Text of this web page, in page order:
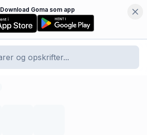
Download Goma som app